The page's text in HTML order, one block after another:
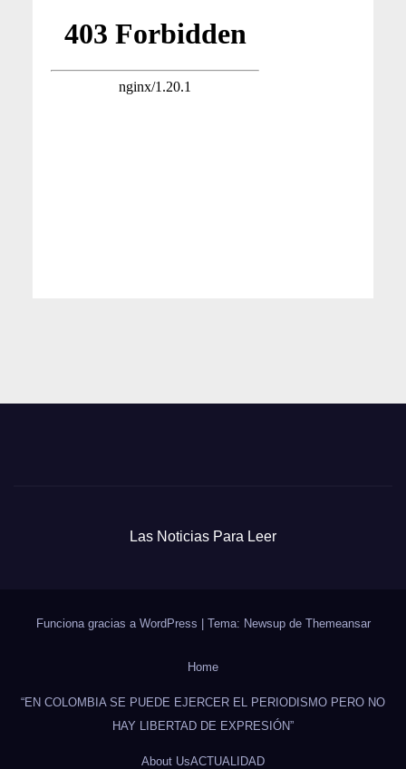
Las Noticias Para Leer
Funciona gracias a WordPress Tema: Newsup de Themeansar
Home
“EN COLOMBIA SE PUEDE EJERCER EL PERIODISMO PERO NO
HAY LIBERTAD DE EXPRESIÓN”
About UsACTUALIDAD